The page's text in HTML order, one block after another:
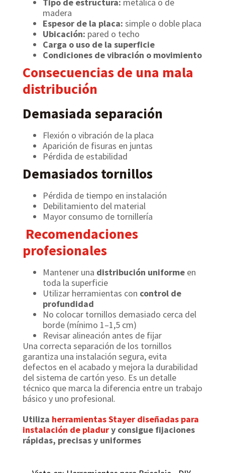
madera
Espesor de la placa: simple o doble placa
Ubicación: pared o techo
Carga o uso de la superficie
Condiciones de vibración o movimiento
Consecuencias de una mala
distribución
Demasiada separación
Flexión o vibración de la placa
Aparición de fisuras en juntas
Pérdida de estabilidad
Demasiados tornillos
Pérdida de tiempo en instalación
Debilitamiento del material
Mayor consumo de tornillería
Recomendaciones
profesionales
Mantener una distribución uniforme en
toda la superficie
Utilizar herramientas con control de
profundidad
No colocar tornillos demasiado cerca del
borde (mínimo 1–1,5 cm)
Revisar alineación antes de fijar
Una correcta separación de los tornillos
garantiza una instalación segura, evita
defectos en el acabado y mejora la durabilidad
del sistema de cartón yeso. Es un detalle
técnico que marca la diferencia entre un trabajo
básico y uno profesional.
Utiliza herramientas Stayer diseñadas para
instalación de pladury consigue fijaciones
rápidas, precisas y uniformes